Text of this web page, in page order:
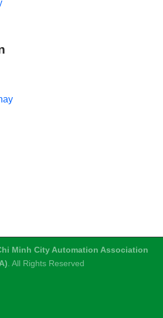
Minh City Automation Association
. All Rights Reserved